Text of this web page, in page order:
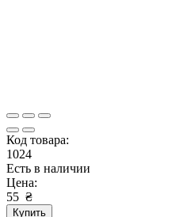
Код товара:
1024
Есть в наличии
Цена:
55 ₴
Купить